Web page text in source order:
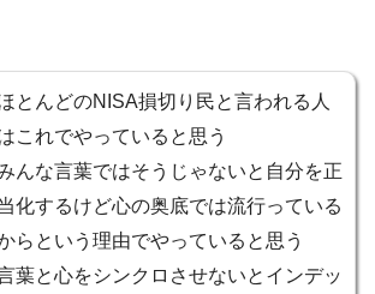
とんどのNISA損切り民と言われる人
これでやっていると思う
んな言葉ではそうじゃないと自分を正
化するけど心の奥底では流行っている
らという理由でやっていると思う
葉と心をシンクロさせないとインデッ